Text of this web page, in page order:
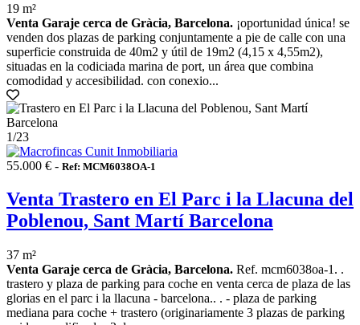
19 m²
Venta Garaje cerca de Gràcia, Barcelona. ¡oportunidad única! se
venden dos plazas de parking conjuntamente a pie de calle con una
superficie construida de 40m2 y útil de 19m2 (4,15 x 4,55m2),
situadas en la codiciada marina de port, un área que combina
comodidad y accesibilidad. con conexio...
1/23
55.000 € - Ref: MCM6038OA-1
Venta Trastero en El Parc i la Llacuna del
Poblenou, Sant Martí Barcelona
37 m²
Venta Garaje cerca de Gràcia, Barcelona. Ref. mcm6038oa-1. .
trastero y plaza de parking para coche en venta cerca de plaza de las
glorias en el parc i la llacuna - barcelona.. . - plaza de parking
mediana para coche + trastero (originariamente 3 plazas de parking